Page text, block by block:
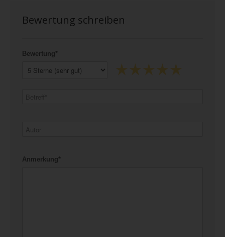
Bewertung schreiben
Bewertung*
Anmerkung*